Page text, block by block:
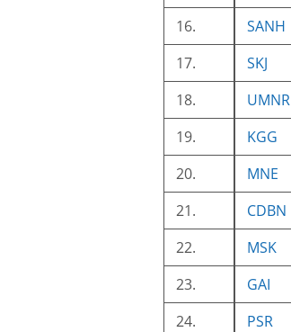
16.
SANH
17.
SKJ
18.
UMNR
19.
KGG
20.
MNE
21.
CDBN
22.
MSK
23.
GAI
24.
PSR